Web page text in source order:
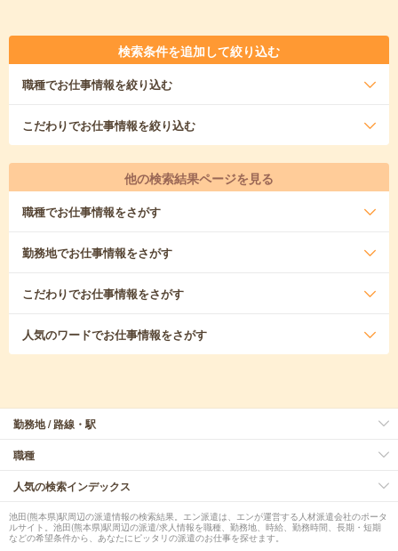
検索条件を追加して絞り込む
職種でお仕事情報を絞り込む
こだわりでお仕事情報を絞り込む
他の検索結果ページを見る
職種でお仕事情報をさがす
勤務地でお仕事情報をさがす
こだわりでお仕事情報をさがす
人気のワードでお仕事情報をさがす
勤務地 / 路線・駅
職種
人気の検索インデックス
池田(熊本県)駅周辺の派遣情報の検索結果。エン派遣は、エンが運営する人材派遣会社のポータ
ルサイト。池田(熊本県)駅周辺の派遣/求人情報を職種、勤務地、時給、勤務時間、長期・短期
などの希望条件から、あなたにピッタリの派遣のお仕事を探せます。